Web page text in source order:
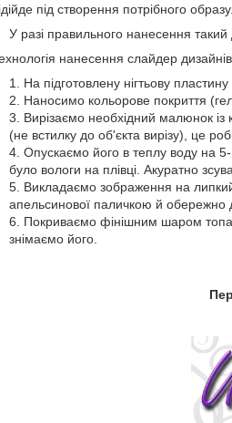
під створення потрібного образу.
разі правильного нанесення такий
нанесення слайдер
На підготовлену нігтьову
Наносимо кольорове покриття
Вирізаємо необхідний малюнок
(не встилку до об'єкта вирізу), це
Опускаємо його в теплу воду на
було вологи на плівці. Акуратно
Викладаємо зображення на
апельсинової паличкою й обережно
Покриваємо фінішним шаром топа
знімаємо його.